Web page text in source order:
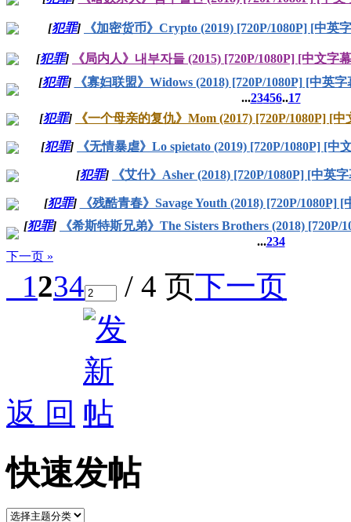
[犯罪] 《加密货币》Crypto (2019) [720P/1080P] [中英
[犯罪]
《局内人》내부자들 (2015) [720P/1080P] [中文字
[犯罪]
《寡妇联盟》Widows (2018) [720P/1080P] [中英字
...23456..17
[犯罪] 《一个母亲的复仇》Mom (2017) [720P/1080P] [中
[犯罪] 《无情暴虐》Lo spietato (2019) [720P/1080P] [中
[犯罪] 《艾什》Asher (2018) [720P/1080P] [中英
[犯罪]
《残酷青春》Savage Youth (2018) [720P/1080P] [
[犯罪]
《希斯特斯兄弟》The Sisters Brothers (2018) [720P/
...234
下一页 »
1234 / 4 页下一页
返 回
快速发帖